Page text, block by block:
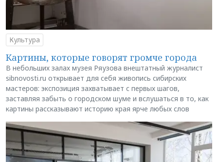
Культура
Картины, которые говорят громче города
В небольших залах музея Ряузова внештатный журналист
sibnovosti.ru открывает для себя живопись сибирских
мастеров: экспозиция захватывает с первых шагов,
заставляя забыть о городском шуме и вслушаться в то, как
картины рассказывают историю края ярче любых слов